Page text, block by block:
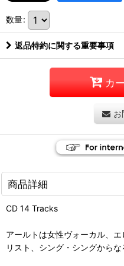
数量:
返品特約に関する重要事項
カ
お
商品詳細
CD 14 Tracks
アールトは女性ヴォーカル、
リスト、シング・シングからな